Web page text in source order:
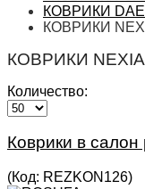
КОВРИКИ
КОВРИКИ
КОВРИКИ NEXIA
Количество:
Коврики в
(Код: REZKON126)